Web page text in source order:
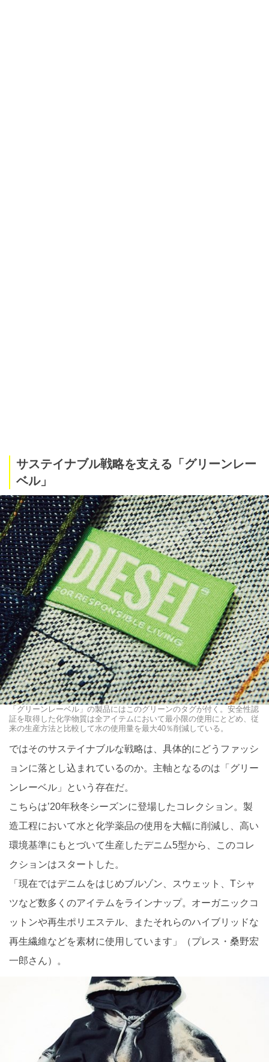
サステイナブル戦略を支える「グリーンレー
ベル」
「グリーンレーベル」の製品にはこのグリーンのタグが付く。安全性認
証を取得した化学物質は全アイテムにおいて最小限の使用にとどめ、従
来の生産方法と比較して水の使用量を最大40％削減している。
ではそのサステイナブルな戦略は、具体的にどうファッシ
ョンに落とし込まれているのか。主軸となるのは「グリー
ンレーベル」という存在だ。
こちらは’20年秋冬シーズンに登場したコレクション。製
造工程において水と化学薬品の使用を大幅に削減し、高い
環境基準にもとづいて生産したデニム5型から、このコレ
クションはスタートした。
「現在ではデニムをはじめブルゾン、スウェット、Tシャ
ツなど数多くのアイテムをラインナップ。オーガニックコ
ットンや再生ポリエステル、またそれらのハイブリッドな
再生繊維などを素材に使用しています」（プレス・桑野宏
一郎さん）。